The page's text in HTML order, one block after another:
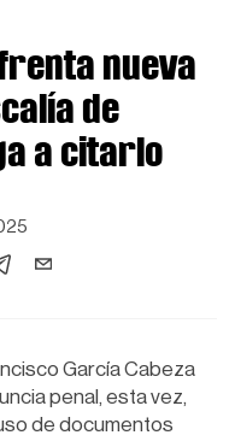
nueva
de
a citarlo
García Cabeza
penal, esta vez,
de documentos